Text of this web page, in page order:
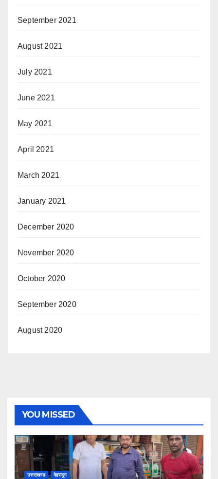
September 2021
August 2021
July 2021
June 2021
May 2021
April 2021
March 2021
January 2021
December 2020
November 2020
October 2020
September 2020
August 2020
YOU MISSED
उत्तराखण्ड देहरादून